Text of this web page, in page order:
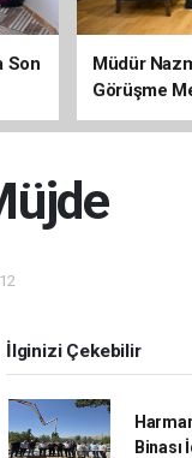
Son
Müdür
Görüşme
İlginizi Çekebilir
Binası